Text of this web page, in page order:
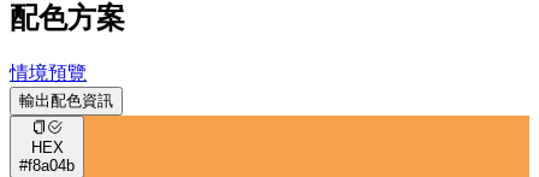
配色方案
情境預覽
輸出配色資訊
HEX
#f8a04b